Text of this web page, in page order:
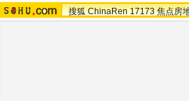
搜狐 ChinaRen 17173 焦点房